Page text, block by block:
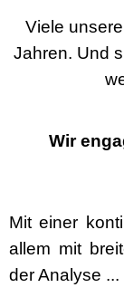
Viele
Jahren. Und
Wir
Mit einer
allem mit
der Analyse ...